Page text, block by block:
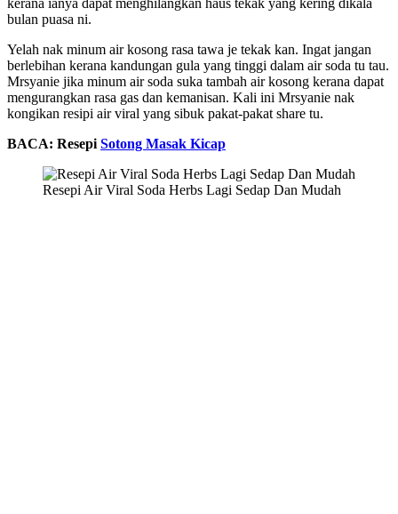
bulan puasa ni.
Yelah nak minum air kosong rasa tawa je tekak kan. Ingat jangan
berlebihan kerana kandungan gula yang tinggi dalam air soda tu tau.
Mrsyanie jika minum air soda suka tambah air kosong kerana dapat
mengurangkan rasa gas dan kemanisan. Kali ini Mrsyanie nak
kongikan resipi air viral yang sibuk pakat-pakat share tu.
BACA: Resepi Sotong Masak Kicap
Resepi Air Viral Soda Herbs Lagi Sedap Dan Mudah